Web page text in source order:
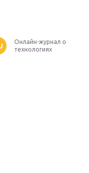
Онлайн-журнал о
технологиях